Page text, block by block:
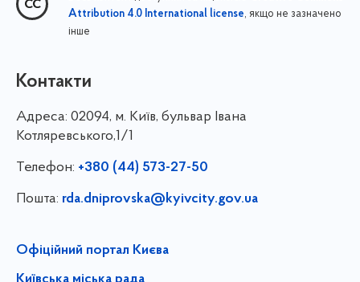
Attribution 4.0 International license, якщо не зазначено
інше
Контакти
Адреса: 02094, м. Київ, бульвар Івана
Котляревського,1/1
Телефон: +380 (44) 573-27-50
Пошта: rda.dniprovska@kyivcity.gov.ua
Офіційний портал Києва